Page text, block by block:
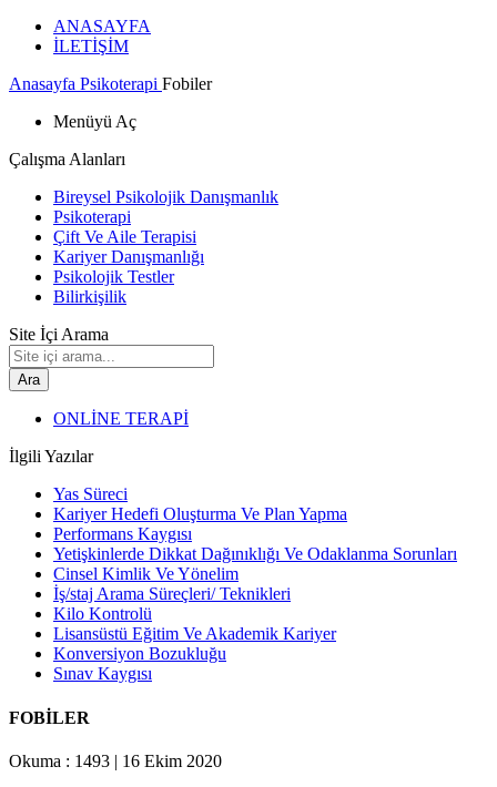
ANASAYFA
İLETİŞİM
Anasayfa Psikoterapi Fobiler
Menüyü Aç
Çalışma Alanları
Bireysel Psikolojik Danışmanlık
Psikoterapi
Çift Ve Aile Terapisi
Kariyer Danışmanlığı
Psikolojik Testler
Bilirkişilik
Site İçi Arama
Ara
ONLİNE TERAPİ
İlgili Yazılar
Yas Süreci
Kariyer Hedefi Oluşturma Ve Plan Yapma
Performans Kaygısı
Yetişkinlerde Dikkat Dağınıklığı Ve Odaklanma Sorunları
Cinsel Kimlik Ve Yönelim
İş/staj Arama Süreçleri/ Teknikleri
Kilo Kontrolü
Lisansüstü Eğitim Ve Akademik Kariyer
Konversiyon Bozukluğu
Sınav Kaygısı
FOBİLER
Okuma : 1493 | 16 Ekim 2020